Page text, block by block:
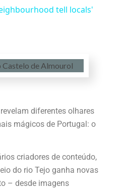
tell locals'
diferentes olhares
mágicos de Portugal: o
criadores de conteúdo,
do rio Tejo ganha novas
– desde imagens